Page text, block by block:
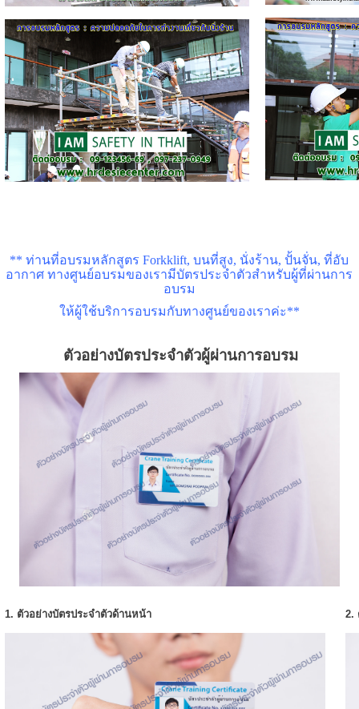
** ท่านที่อบรมหลักสูตรForkklift, บนที่สูง, นั่งร้าน, ปั้นจั่น, ที่อับ
อากาศ ทางศูนย์อบรมของเรามีบัตรประจำตัวสำหรับผู้ที่ผ่านการ
อบรม
ให้ผู้ใช้บริการอบรมกับทางศูนย์ของเราค่ะ**
ตัวอย่างบัตรประจำตัวผู้ผ่านการอบรม
1. ตัวอย่างบัตรประจำตัวด้านหน้า 2.